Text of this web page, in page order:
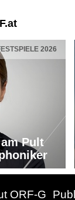
2026
Pult
ORF-G